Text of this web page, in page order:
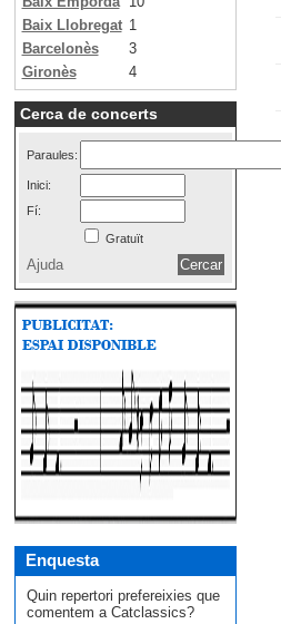
Baix Llobregat 1
Barcelonès
3
Gironès
4
Cerca de concerts
Paraules:
Inici:
Fí:
Gratuït
Ajuda
Enquesta
Quin repertori prefereixies que
comentem a Catclassics?